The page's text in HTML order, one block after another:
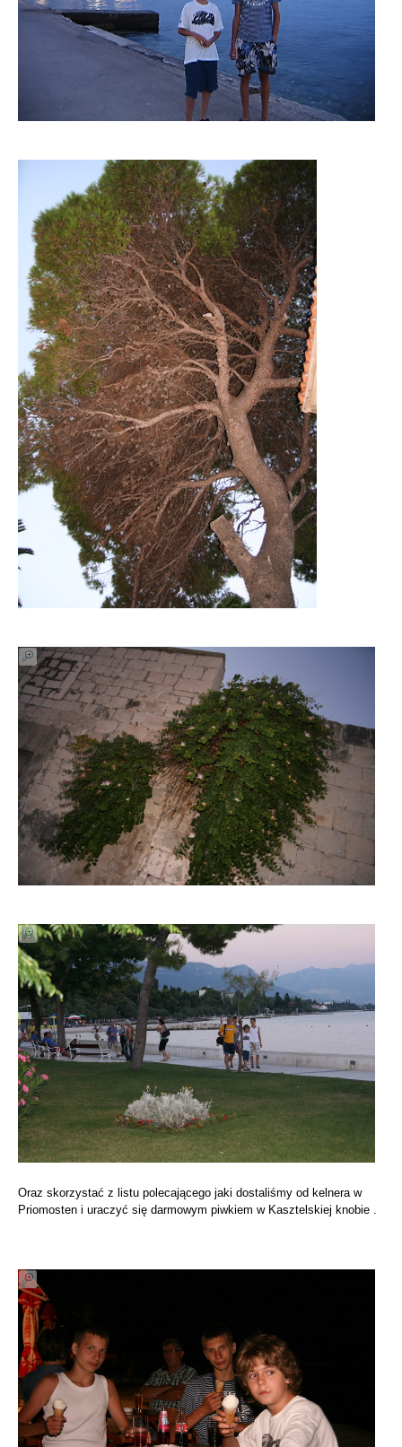
Oraz skorzystać z listu polecającego jaki dostaliśmy od kelnera w
Priomosten i uraczyć się darmowym piwkiem w Kasztelskiej knobie .